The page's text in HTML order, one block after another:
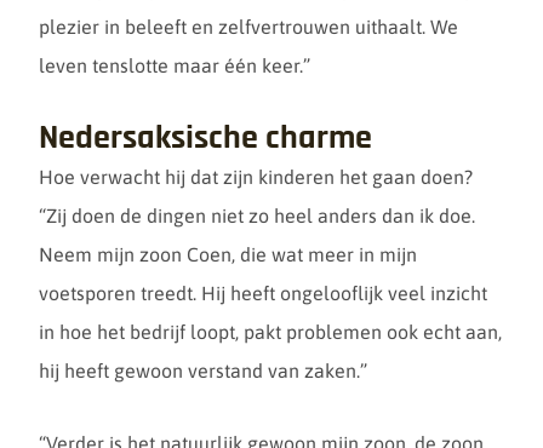
plezier in beleeft en zelfvertrouwen uithaalt. We
leven tenslotte maar één keer.”
Nedersaksische charme
Hoe verwacht hij dat zijn kinderen het gaan doen?
“Zij doen de dingen niet zo heel anders dan ik doe.
Neem mijn zoon Coen, die wat meer in mijn
voetsporen treedt. Hij heeft ongelooflijk veel inzicht
in hoe het bedrijf loopt, pakt problemen ook echt aan,
hij heeft gewoon verstand van zaken.”
“Verder is het natuurlijk gewoon mijn zoon, de zoon